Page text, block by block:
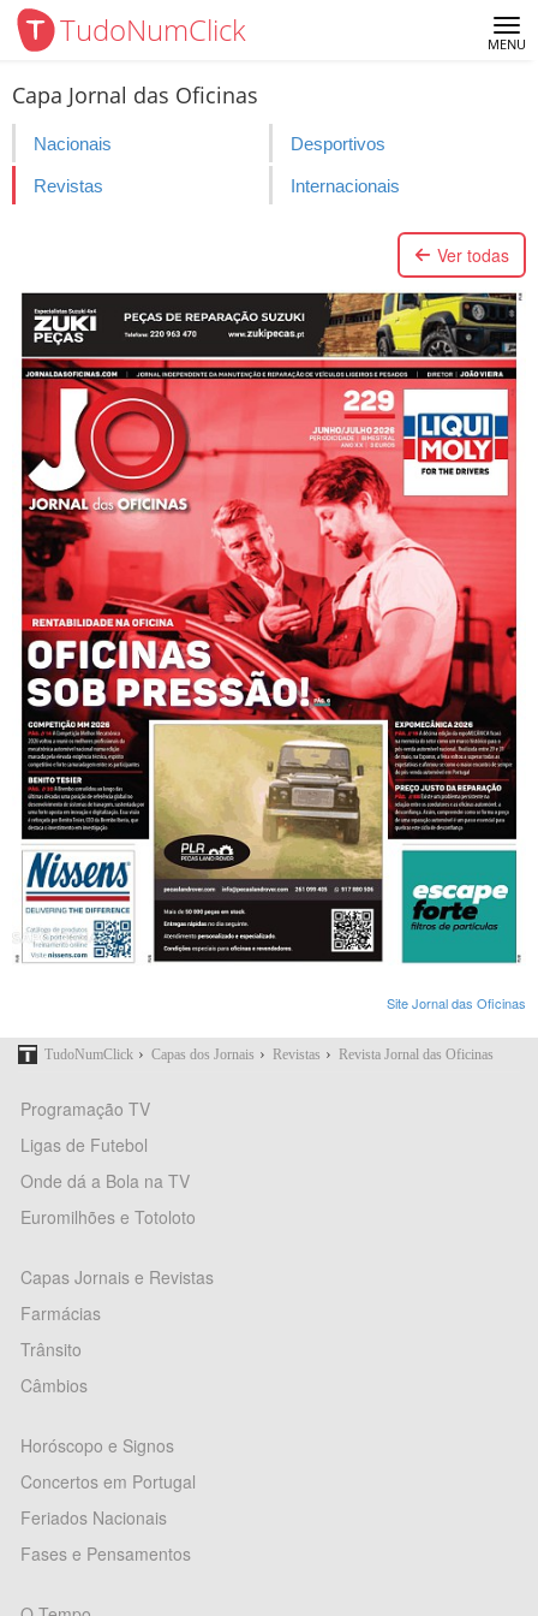
TudoNumClick MENU
Capa Jornal das Oficinas
Nacionais Desportivos
Revistas Internacionais
Ver todas
Site Jornal das Oficinas
TudoNumClick › Capas dos Jornais › Revistas › Revista Jornal das Oficinas
Programação TV
Ligas de Futebol
Onde dá a Bola na TV
Euromilhões e Totoloto
Capas Jornais e Revistas
Farmácias
Trânsito
Câmbios
Horóscopo e Signos
Concertos em Portugal
Feriados Nacionais
Fases e Pensamentos